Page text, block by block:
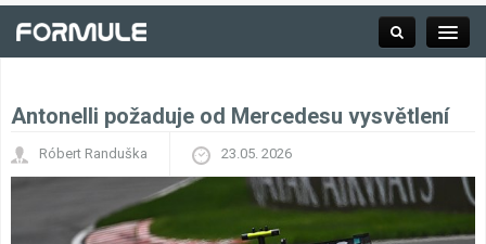
Závodní série
Antonelli požaduje od Mercedesu vysvětlení
Róbert Randuška 23.05. 2026